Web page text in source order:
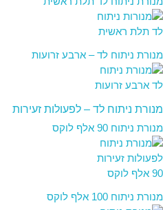
מנורת ניתוח לד – ארבע זרועות
מנורת ניתוח לד – לפעולות זעירות
מנורת ניתוח 90 אלף לוקס
מנורת ניתוח 100 אלף לוקס